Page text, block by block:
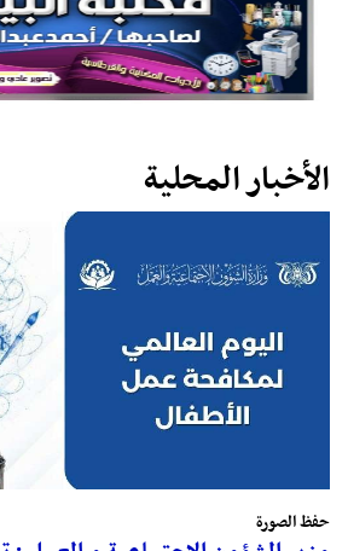
الأخبار المحلية
حفظ الصورة